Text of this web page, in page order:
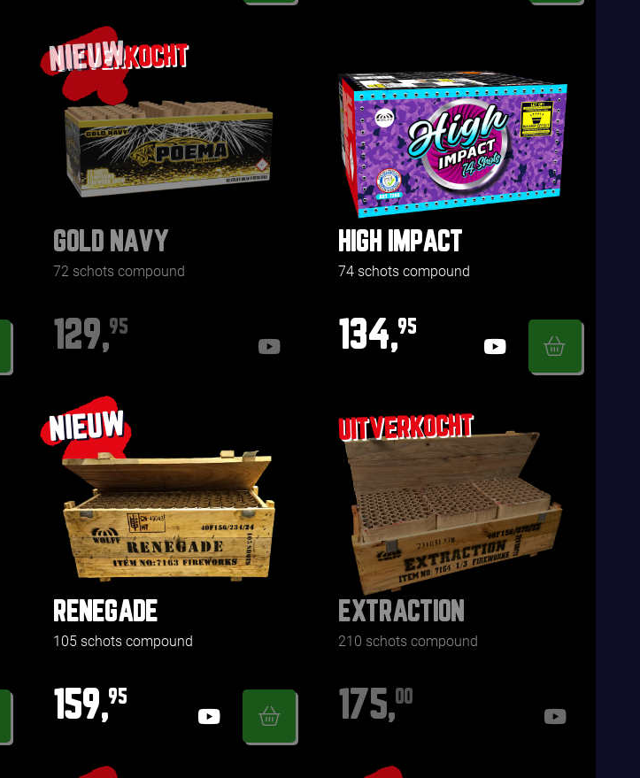
NIEUW
GOLD NAVY
72 schots compound
129,95
HIGH IMPACT
74 schots compound
134,95
NIEUW
RENEGADE
105 schots compound
159,95
EXTRACTION
210 schots compound
175,00